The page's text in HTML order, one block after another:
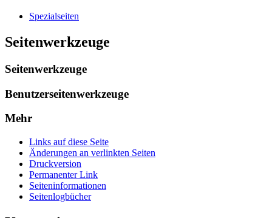
Spezialseiten
Seitenwerkzeuge
Seitenwerkzeuge
Benutzerseitenwerkzeuge
Mehr
Links auf diese Seite
Änderungen an verlinkten Seiten
Druckversion
Permanenter Link
Seiten­­informationen
Seitenlogbücher